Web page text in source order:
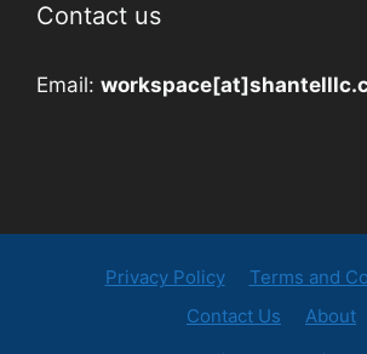
Contact us
Email:
Privacy Policy
Terms and
Contact Us
About